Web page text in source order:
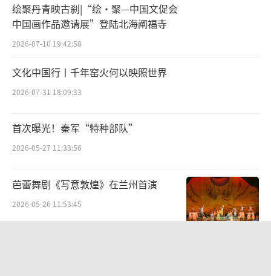
为解决远途奔徙的汉军以及嫁入乌孙的细
君公主的饮食问题，前 105 年，汉代遣派数百
名官兵在乌孙北面的眩雷开垦土地，拉开了汉
代「西域屯垦」的大幕，并一直延续到公元 8
由于大规模的西域屯星， 两汉时期大量的
汉人从中原进入西域，并把汉文化带入了西域
绘聚丹青映古刹|“绘·聚—中国文促会
中国画作品邀请展”登陆北海阐福寺
2026-07-10 19:42:58
文化中国行丨千年窑火何以映照世界
2026-07-31 18:09:33
首次曝光！秦军“特种部队”
2026-05-27 11:33:56
芭蕾舞剧《写意敦煌》在兰州首演
2026-05-26 11:53:45